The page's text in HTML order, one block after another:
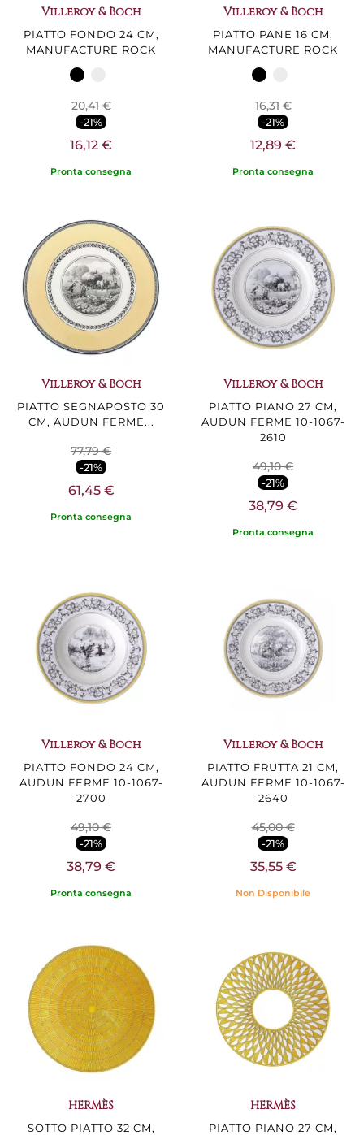
Villeroy & Boch
PIATTO FONDO 24 CM,
MANUFACTURE ROCK
20,41 €
-21%
16,12 €
Pronta consegna
Villeroy & Boch
PIATTO PANE 16 CM,
MANUFACTURE ROCK
16,31 €
-21%
12,89 €
Pronta consegna
Villeroy & Boch
PIATTO SEGNAPOSTO 30
CM, AUDUN FERME...
77,79 €
-21%
61,45 €
Pronta consegna
Villeroy & Boch
PIATTO PIANO 27 CM,
AUDUN FERME 10-1067-
2610
49,10 €
-21%
38,79 €
Pronta consegna
Villeroy & Boch
PIATTO FONDO 24 CM,
AUDUN FERME 10-1067-
2700
49,10 €
-21%
38,79 €
Pronta consegna
Villeroy & Boch
PIATTO FRUTTA 21 CM,
AUDUN FERME 10-1067-
2640
45,00 €
-21%
35,55 €
Non Disponibile
HERMÈS
SOTTO PIATTO 32 CM,
HERMÈS
PIATTO PIANO 27 CM,